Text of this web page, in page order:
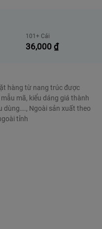
36,000₫
101+ Cái
hàng từ nang trúc được
mã, kiểu dáng giá thành
dùng…., Ngoài sản xuất theo
tỉnh